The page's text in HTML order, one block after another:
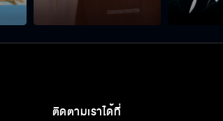
ติดตามเราได้ที่